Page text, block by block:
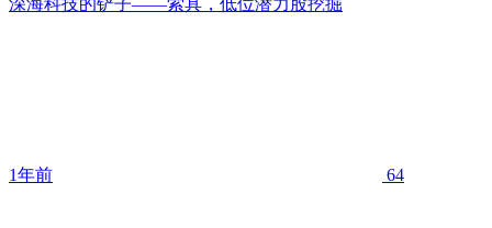
深海科技的铲子——索具，低位潜力股挖掘
1年前 64